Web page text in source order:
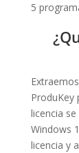
5
ProduKey
licencia
Windows
licencia y